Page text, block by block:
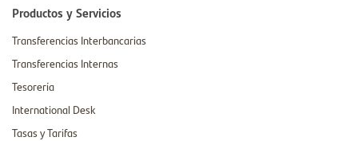
Productos y Servicios
Transferencias Interbancarias
Transferencias Internas
Tesorería
International Desk
Tasas y Tarifas